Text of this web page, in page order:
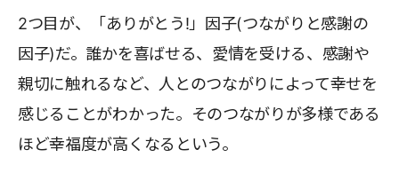
2つ目が、「ありがとう!」因子(つながりと感謝の
因子)だ。誰かを喜ばせる、愛情を受ける、感謝や
親切に触れるなど、人とのつながりによって幸せを
感じることがわかった。そのつながりが多様である
ほど幸福度が高くなるという。